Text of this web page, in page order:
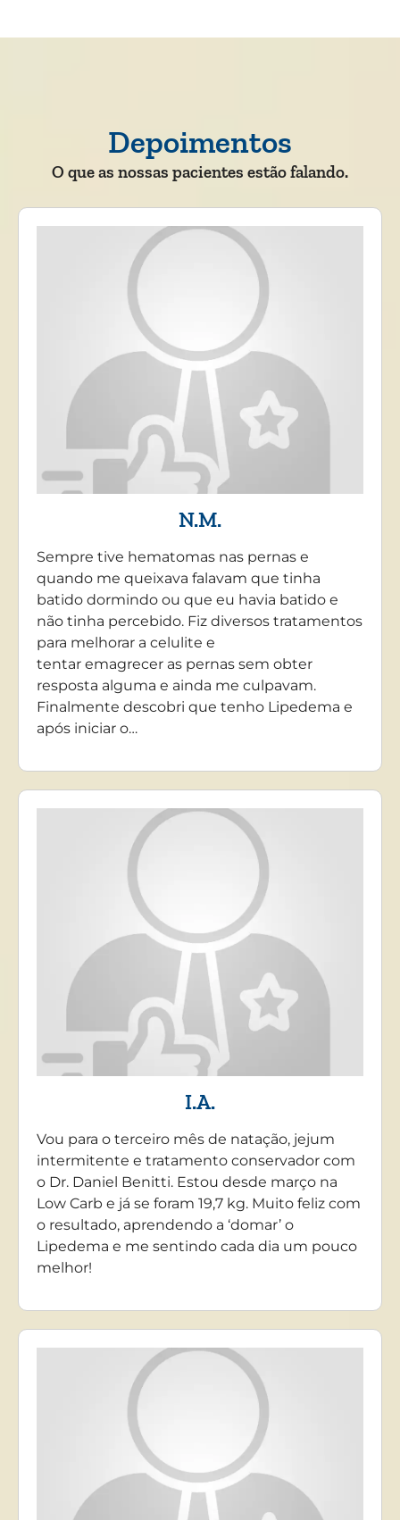
Depoimentos
O que as nossas pacientes estão falando.
N.M.
Sempre tive hematomas nas pernas e
quando me queixava falavam que tinha
batido dormindo ou que eu havia batido e
não tinha percebido. Fiz diversos tratamentos
para melhorar a celulite e
tentar emagrecer as pernas sem obter
resposta alguma e ainda me culpavam.
Finalmente descobri que tenho Lipedema e
após iniciar o…
I.A.
Vou para o terceiro mês de natação, jejum
intermitente e tratamento conservador com
o Dr. Daniel Benitti. Estou desde março na
Low Carb e já se foram 19,7 kg. Muito feliz com
o resultado, aprendendo a ‘domar’ o
Lipedema e me sentindo cada dia um pouco
melhor!